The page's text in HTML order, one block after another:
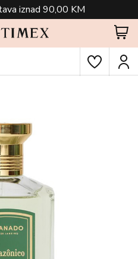
iznad 90,00 KM